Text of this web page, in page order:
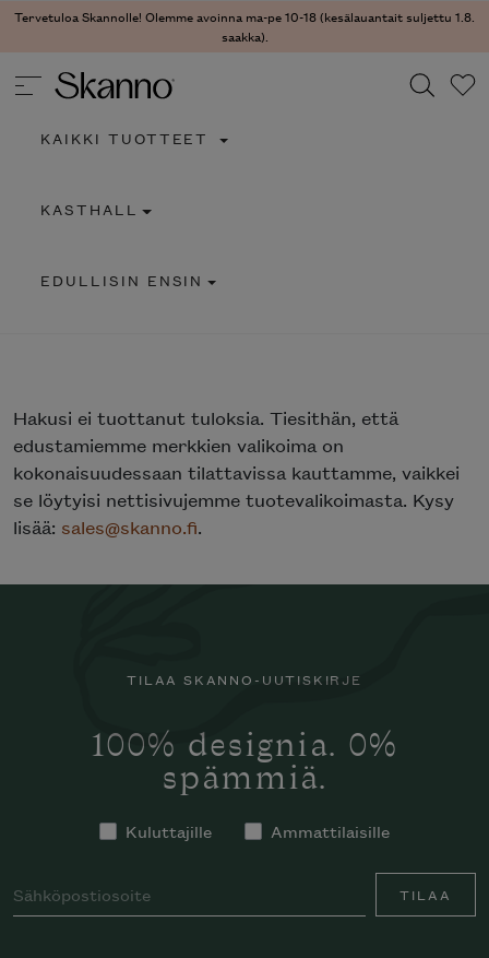
Tervetuloa Skannolle! Olemme avoinna ma-pe 10-18 (kesälauantait suljettu 1.8.
saakka).
Type 2 or more characters for results.
KAIKKI TUOTTEET
KASTHALL
EDULLISIN ENSIN
Hakusi ei tuottanut tuloksia. Tiesithän, että
edustamiemme merkkien valikoima on
kokonaisuudessaan tilattavissa kauttamme, vaikkei
se löytyisi nettisivujemme tuotevalikoimasta. Kysy
lisää: sales@skanno.fi.
TILAA SKANNO-UUTISKIRJE
100% designia. 0%
spämmiä.
Kuluttajille Ammattilaisille
TILAA